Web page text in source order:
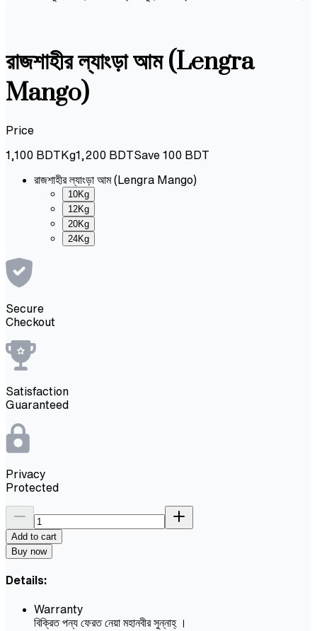
রাজশাহীর ল্যাংড়া আম (Lengra
Mango)
Price
1,100 BDT Kg1,200 BDTSave 100 BDT
রাজশাহীর ল্যাংড়া আম (Lengra Mango)
10Kg
12Kg
20Kg
24Kg
Secure
Checkout
Satisfaction
Guaranteed
Privacy
Protected
Add to cart
Buy now
Details:
Warranty
বিক্রিত পন্য ফেরত নেয়া মহানবীর সুন্নাহ্ ।